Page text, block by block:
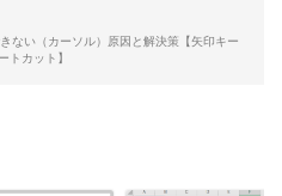
ない（カーソル）原因と解決策【矢印キー
トカット】